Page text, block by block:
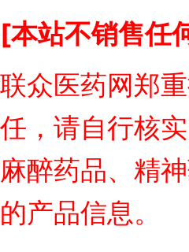
[本站不销售任
联众医药网郑
任，请自行核
麻醉药品、精
的产品信息。